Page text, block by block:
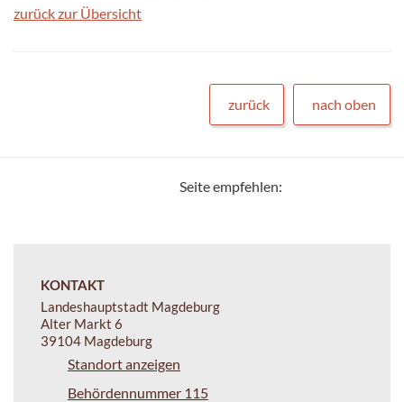
zurück zur Übersicht
zurück nach oben
Seite empfehlen:
KONTAKT
Landeshauptstadt Magdeburg
Alter Markt 6
39104 Magdeburg
Standort anzeigen
Behördennummer 115